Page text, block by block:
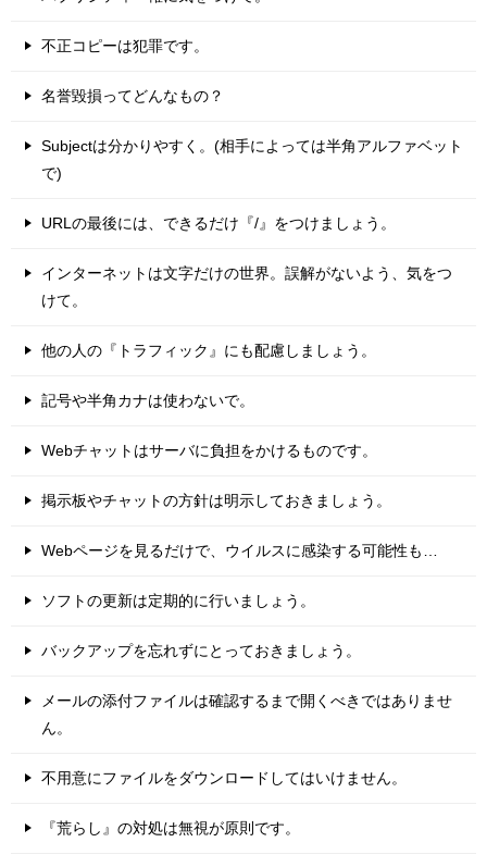
不正コピーは犯罪です。
名誉毀損ってどんなもの？
Subjectは分かりやすく。(相手によっては半角アルファベット
で)
URLの最後には、できるだけ『/』をつけましょう。
インターネットは文字だけの世界。誤解がないよう、気をつ
けて。
他の人の『トラフィック』にも配慮しましょう。
記号や半角カナは使わないで。
Webチャットはサーバに負担をかけるものです。
掲示板やチャットの方針は明示しておきましょう。
Webページを見るだけで、ウイルスに感染する可能性も…
ソフトの更新は定期的に行いましょう。
バックアップを忘れずにとっておきましょう。
メールの添付ファイルは確認するまで開くべきではありませ
ん。
不用意にファイルをダウンロードしてはいけません。
『荒らし』の対処は無視が原則です。